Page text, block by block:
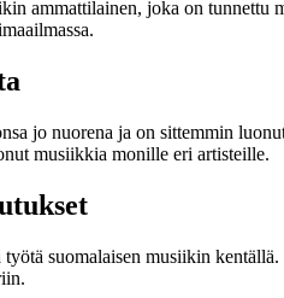
ammattilainen, joka on tunnettu
jo nuorena ja on sittemmin
musiikkia monille eri artisteille.
suomalaisen musiikin